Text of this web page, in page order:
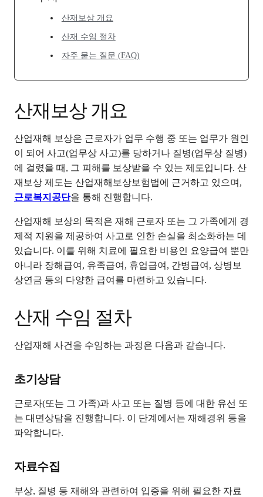
산재보상 개요
산재 수임 절차
자주 묻는 질문 (FAQ)
산재보상 개요
산업재해 보상은 근로자가 업무 수행 중 또는 업무가 원인
이 되어 사고(업무상 사고)를 당하거나 질병(업무상 질병)
에 걸렸을 때, 그 피해를 보상받을 수 있는 제도입니다. 산
재보상 제도는 산업재해보상보험법에 근거하고 있으며,
근로복지공단을 통해 진행합니다.
산업재해 보상의 목적은 재해 근로자 또는 그 가족에게 경
제적 지원을 제공하여 사고로 인한 손실을 최소화하는 데
있습니다. 이를 위해 치료에 필요한 비용인 요양급여 뿐만
아니라 장해급여, 유족급여, 휴업급여, 간병급여, 상병보
상연금 등의 다양한 급여를 마련하고 있습니다.
산재 수임 절차
산업재해 사건을 수임하는 과정은 다음과 같습니다.
초기상담
근로자(또는 그 가족)과 사고 또는 질병 등에 대한 유선 또
는 대면상담을 진행합니다. 이 단계에서는 재해경위 등을
파악합니다.
자료수집
부상, 질병 등 재해와 관련하여 입증을 위해 필요한 자료